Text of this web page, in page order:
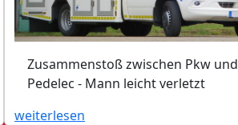
Zusammenstoß zwischen Pkw und
Pedelec - Mann leicht verletzt
weiterlesen